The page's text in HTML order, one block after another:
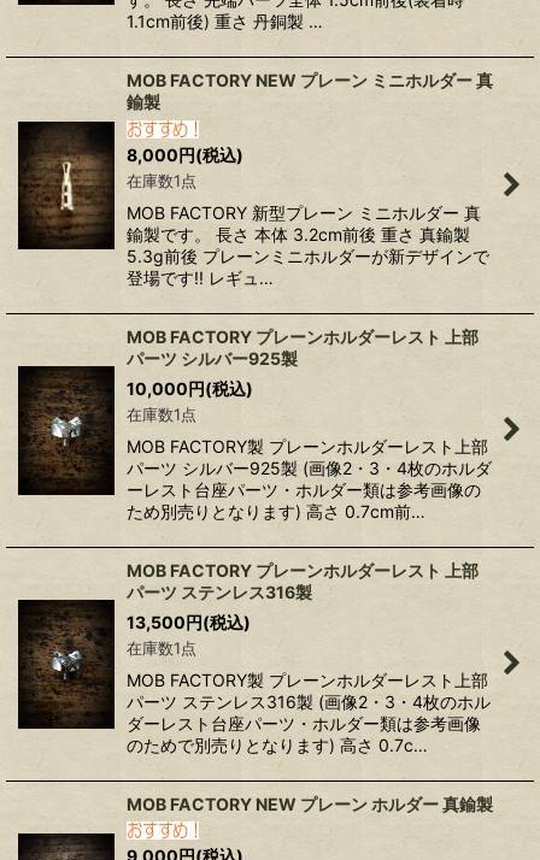
1.1cm前後) 重さ 丹銅製 …
MOB FACTORY NEW プレーン ミニホルダー 真
鍮製
8,000円(税込)
在庫数1点
MOB FACTORY 新型プレーン ミニホルダー 真
鍮製です。 長さ 本体 3.2cm前後 重さ 真鍮製
5.3g前後 プレーンミニホルダーが新デザインで
登場です!! レギュ…
MOB FACTORY プレーンホルダーレスト 上部
パーツ シルバー925製
10,000円(税込)
在庫数1点
MOB FACTORY製 プレーンホルダーレスト上部
パーツ シルバー925製 (画像2・3・4枚のホルダ
ーレスト台座パーツ・ホルダー類は参考画像の
ため別売りとなります) 高さ 0.7cm前…
MOB FACTORY プレーンホルダーレスト 上部
パーツ ステンレス316製
13,500円(税込)
在庫数1点
MOB FACTORY製 プレーンホルダーレスト上部
パーツ ステンレス316製 (画像2・3・4枚のホル
ダーレスト台座パーツ・ホルダー類は参考画像
のためで別売りとなります) 高さ 0.7c…
MOB FACTORY NEW プレーン ホルダー 真鍮製